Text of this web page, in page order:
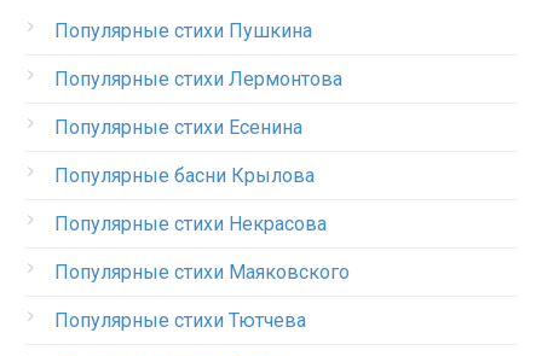
Популярные стихи Пушкина
Популярные стихи Лермонтова
Популярные стихи Есенина
Популярные басни Крылова
Популярные стихи Некрасова
Популярные стихи Маяковского
Популярные стихи Тютчева